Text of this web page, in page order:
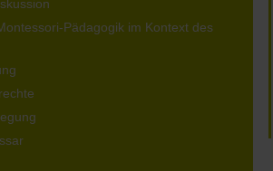
Pädagogik im Kontext des